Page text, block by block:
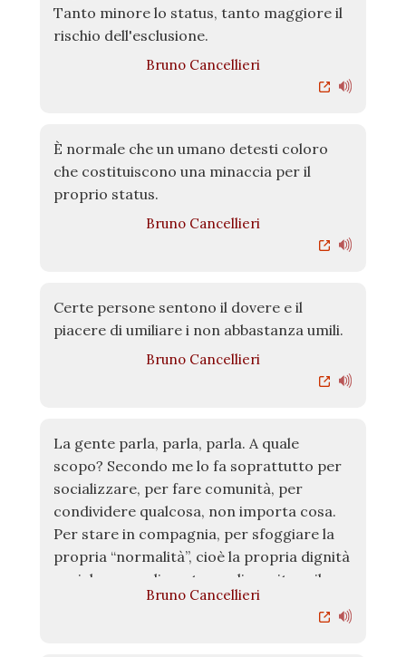
Tanto minore lo status, tanto maggiore il
rischio dell'esclusione.
Bruno Cancellieri
È normale che un umano detesti coloro
che costituiscono una minaccia per il
proprio status.
Bruno Cancellieri
Certe persone sentono il dovere e il
piacere di umiliare i non abbastanza umili.
Bruno Cancellieri
La gente parla, parla, parla. A quale
scopo? Secondo me lo fa soprattutto per
socializzare, per fare comunità, per
condividere qualcosa, non importa cosa.
Per stare in compagnia, per sfoggiare la
propria “normalità”, cioè la propria dignità
sociale, e per dimostrare di meritare il
proprio status. A volte la gente parla
anche per per scambiare beni e servizi,
Bruno Cancellieri